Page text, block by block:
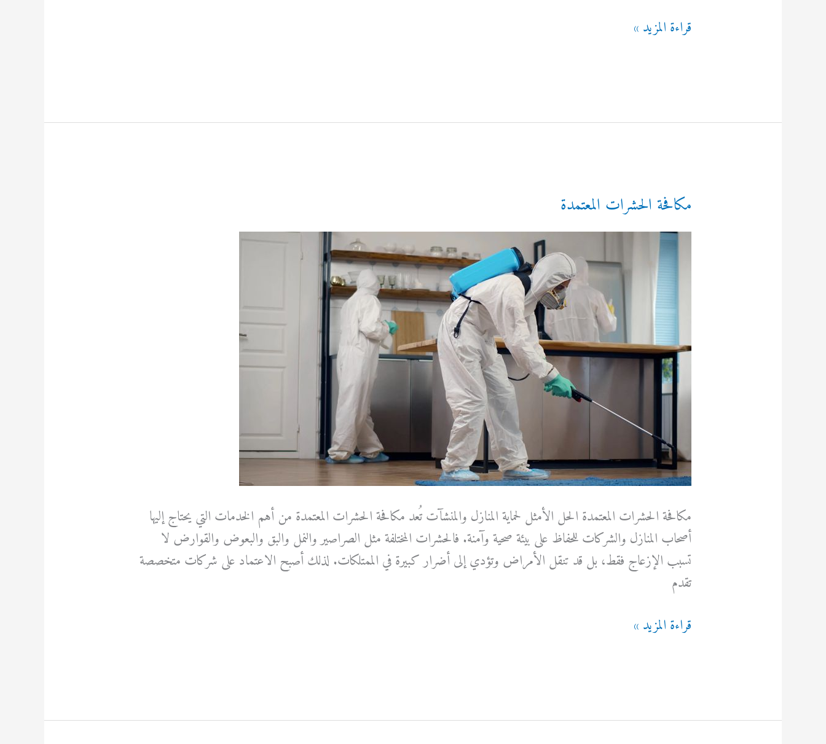
رش
قراءة المزيد »
مكافحة الحشرات المعتمدة
مكافحة الحشرات المعتمدة الحل الأمثل لحماية المنازل والمنشآت تُعد مكافحة الحشرات المعتمدة من أهم الخدمات التي يحتاج إليها
أصحاب المنازل والشركات للحفاظ على بيئة صحية وآمنة. فالحشرات المختلفة مثل الصراصير والنمل والبق والبعوض والقوارض لا
تسبب الإزعاج فقط، بل قد تنقل الأمراض وتؤدي إلى أضرار كبيرة في الممتلكات. لذلك أصبح الاعتماد على شركات متخصصة
تقدم
مكافحة
قراءة المزيد »